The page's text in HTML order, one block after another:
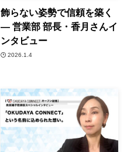
飾らない姿勢で信頼を築く
― 営業部 部長・香月さんイ
ンタビュー
2026.1.4